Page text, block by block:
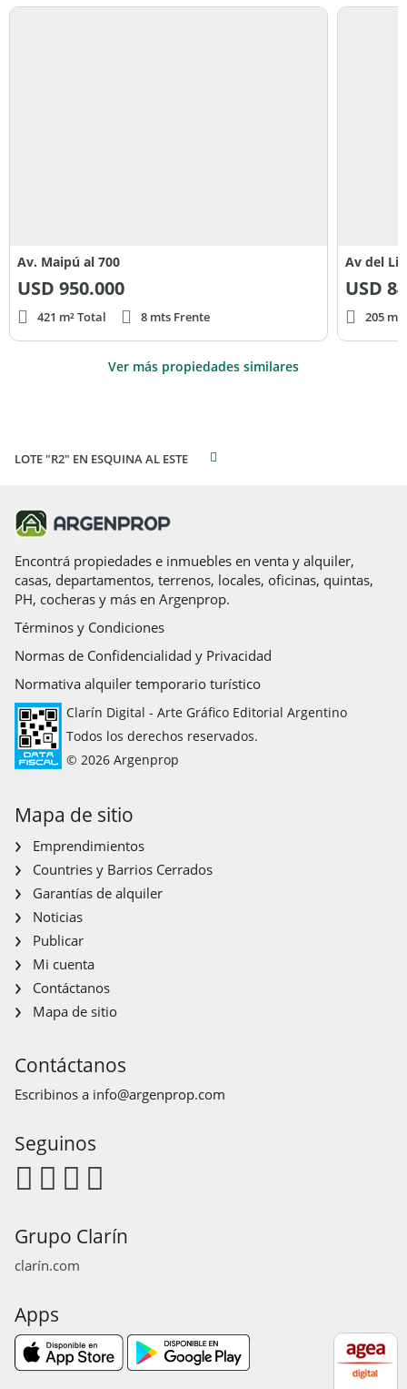
Av. Maipú al 700
USD 950.000
421 m² Total 8 mts Frente
Av del
USD
205
Ver más propiedades similares
LOTE "R2" EN ESQUINA AL ESTE
Encontrá propiedades e inmuebles en venta y alquiler,
casas, departamentos, terrenos, locales, oficinas, quintas,
PH, cocheras y más en Argenprop.
Términos y Condiciones
Normas de Confidencialidad y Privacidad
Normativa alquiler temporario turístico
Clarín Digital - Arte Gráfico Editorial Argentino
Todos los derechos reservados.
© 2026 Argenprop
Mapa de sitio
Emprendimientos
Countries y Barrios Cerrados
Garantías de alquiler
Noticias
Publicar
Mi cuenta
Contáctanos
Mapa de sitio
Contáctanos
Escribinos a info@argenprop.com
Seguinos
Grupo Clarín
clarín.com
Apps